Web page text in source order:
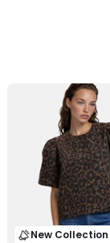
New Collection